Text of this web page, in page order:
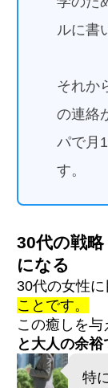
ルに書
それか
の連絡
パで月
す。
30代の戦略
になる
30代の女性に
ことです。
この癒しを与
と大人の余裕
特